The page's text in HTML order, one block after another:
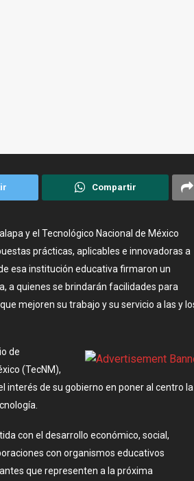
Compartir
y el Tecnológico Nacional de México
prácticas, aplicables e innovadoras a
esa institución educativa firmaron un
a quienes se brindarán facilidades para
mejoren su trabajo y su servicio a las y
de
(TecNM),
interés de su gobierno en poner al centro la
con el desarrollo económico, social,
con organismos educativos
que representen a la próxima